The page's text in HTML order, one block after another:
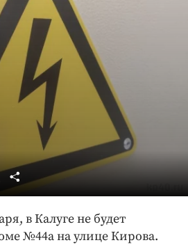
и ЖКХ
в Калуге не будет
№44а на улице Кирова.